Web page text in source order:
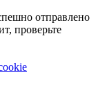
отправлено
проверьте